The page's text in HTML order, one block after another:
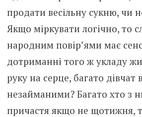
продати весільну сукню, чи
Якщо міркувати логічно, то
народним повір’ями має
дотриманні того ж укладу
руку на серце, багато дівчат
незайманими? Багато хто з
причастя якщо не щотижня,